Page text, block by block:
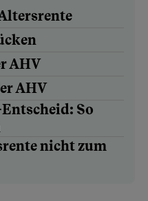
AHV
AHV
So
nicht zum